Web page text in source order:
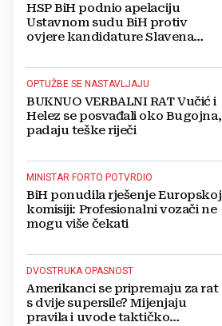
HSP BiH podnio apelaciju
Ustavnom sudu BiH protiv
ovjere kandidature Slavena
OPTUŽBE SE NASTAVLJAJU
BUKNUO VERBALNI RAT Vučić i
Helez se posvađali oko Bugojna,
padaju teške riječi
MINISTAR FORTO POTVRDIO
BiH ponudila rješenje Europskoj
komisiji: Profesionalni vozači ne
mogu više čekati
DVOSTRUKA OPASNOST
Amerikanci se pripremaju za rat
s dvije supersile? Mijenjaju
pravila i uvode taktičko